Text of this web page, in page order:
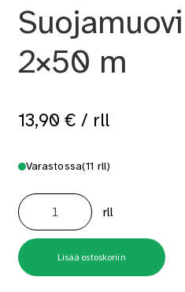
2×50 m
13,90 € / rll
Varastossa(11 rll)
Suojamuovi
100m²
2x50
m
määrä
rll
Lisää ostoskoriin